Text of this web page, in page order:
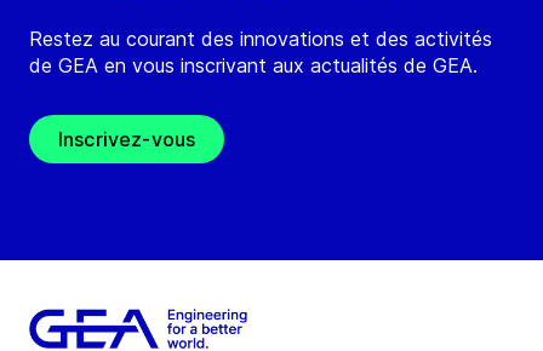
Restez au courant des innovations et des activités
de GEA en vous inscrivant aux actualités de GEA.
Inscrivez-vous